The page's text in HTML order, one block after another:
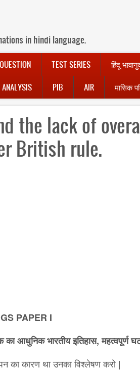
in hindi language.
TEST SERIES हिंदू
PIB AIR मासिक
the lack of
British rule.
GS PAPER I
आधुनिक भारतीय इतिहास, महत्वपूर्ण
का कारण था उनका विश्लेषण करो |